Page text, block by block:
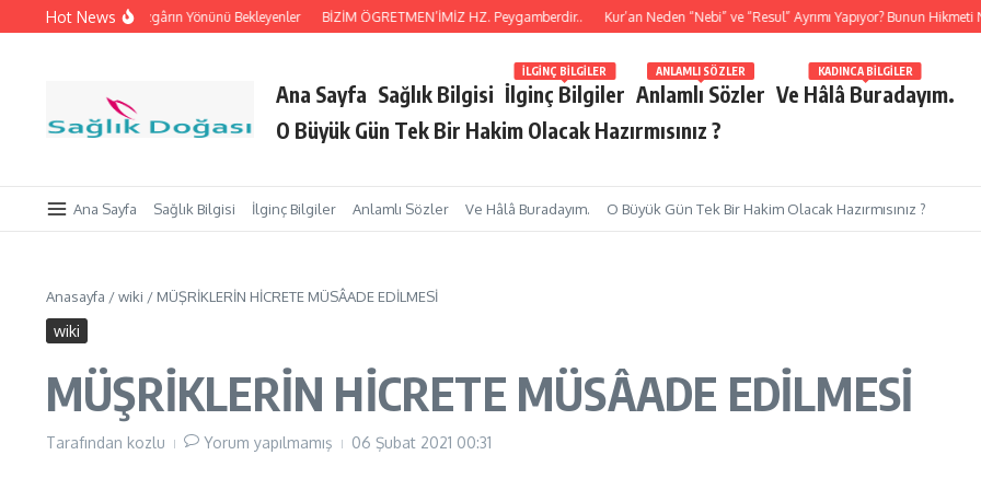
İçeriğe atlaHot News
Eller Rüzgârın Yönünü Bekleyenler BİZİM ÖGRETMEN’İMİZ HZ. Peygamberdir.. Kur’an Neden “Nebi” ve “Resul” Ayrımı Yapıyor? Bunun Hikmeti
Ana Sayfa Sağlık Bilgisi İlginç Bilgiler
İLGINÇ BILGILER
Anlamlı Sözler
ANLAMLI SÖZLER
Ve Hâlâ Buradayım.
KADINCA BILGILER
O Büyük Gün Tek Bir Hakim Olacak Hazırmısınız ?
Ana Sayfa Sağlık Bilgisi İlginç Bilgiler Anlamlı Sözler Ve Hâlâ Buradayım. O Büyük Gün Tek Bir Hakim Olacak Hazırmısınız ?
Anasayfa /wiki / MÜŞRİKLERİN HİCRETE MÜSÂADE EDİLMESİ
wiki
MÜŞRİKLERİN HİCRETE MÜSÂADE EDİLMESİ
Tarafından kozlu Yorum yapılmamış 06 Şubat 2021 00:31